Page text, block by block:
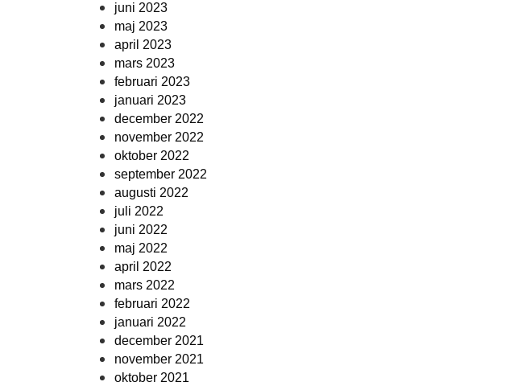
juni 2023
maj 2023
april 2023
mars 2023
februari 2023
januari 2023
december 2022
november 2022
oktober 2022
september 2022
augusti 2022
juli 2022
juni 2022
maj 2022
april 2022
mars 2022
februari 2022
januari 2022
december 2021
november 2021
oktober 2021